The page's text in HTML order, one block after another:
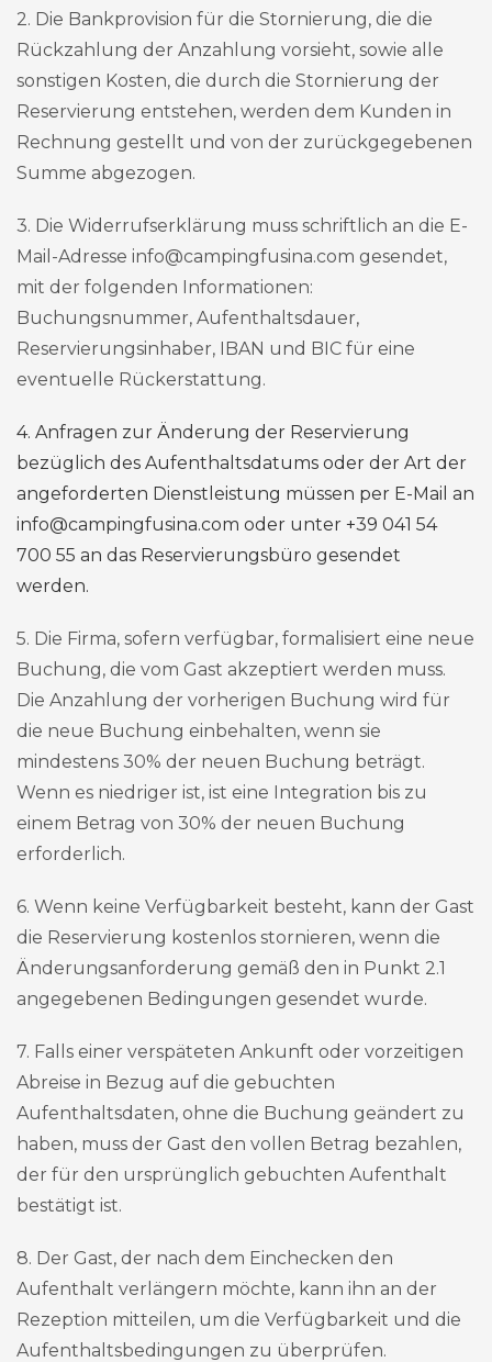
2. Die Bankprovision für die Stornierung, die die
Rückzahlung der Anzahlung vorsieht, sowie alle
sonstigen Kosten, die durch die Stornierung der
Reservierung entstehen, werden dem Kunden in
Rechnung gestellt und von der zurückgegebenen
Summe abgezogen.
3. Die Widerrufserklärung muss schriftlich an die E-
Mail-Adresse info@campingfusina.com gesendet,
mit der folgenden Informationen:
Buchungsnummer, Aufenthaltsdauer,
Reservierungsinhaber, IBAN und BIC für eine
eventuelle Rückerstattung.
4. Anfragen zur Änderung der Reservierung
bezüglich des Aufenthaltsdatums oder der Art der
angeforderten Dienstleistung müssen per E-Mail an
info@campingfusina.com oder unter +39 041 54
700 55 an das Reservierungsbüro gesendet
werden.
5. Die Firma, sofern verfügbar, formalisiert eine neue
Buchung, die vom Gast akzeptiert werden muss.
Die Anzahlung der vorherigen Buchung wird für
die neue Buchung einbehalten, wenn sie
mindestens 30% der neuen Buchung beträgt.
Wenn es niedriger ist, ist eine Integration bis zu
einem Betrag von 30% der neuen Buchung
erforderlich.
6. Wenn keine Verfügbarkeit besteht, kann der Gast
die Reservierung kostenlos stornieren, wenn die
Änderungsanforderung gemäß den in Punkt 2.1
angegebenen Bedingungen gesendet wurde.
7. Falls einer verspäteten Ankunft oder vorzeitigen
Abreise in Bezug auf die gebuchten
Aufenthaltsdaten, ohne die Buchung geändert zu
haben, muss der Gast den vollen Betrag bezahlen,
der für den ursprünglich gebuchten Aufenthalt
bestätigt ist.
8. Der Gast, der nach dem Einchecken den
Aufenthalt verlängern möchte, kann ihn an der
Rezeption mitteilen, um die Verfügbarkeit und die
Aufenthaltsbedingungen zu überprüfen.